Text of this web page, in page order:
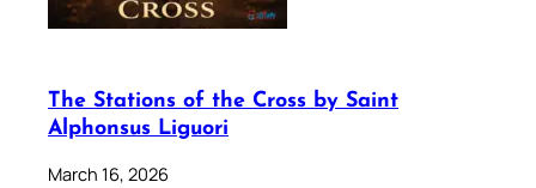
The Stations of the Cross by Saint
Alphonsus Liguori
March 16, 2026